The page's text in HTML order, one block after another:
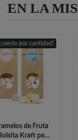
EN LA
por cantidad!
de Fruta
Kraft para